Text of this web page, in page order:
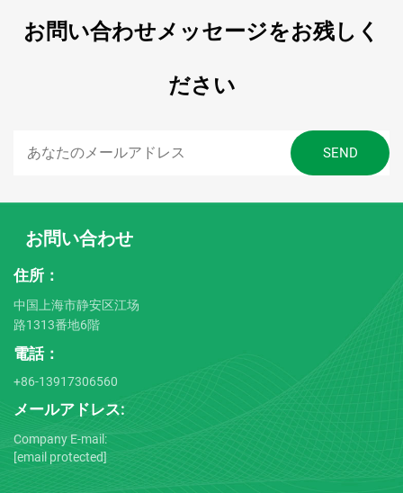
お問い合わせメッセージをお残しく
ださい
お問い合わせ
住所：
中国上海市静安区江场
路1313番地6階
電話：
+86-13917306560
メールアドレス:
Company E-mail:
[email protected]